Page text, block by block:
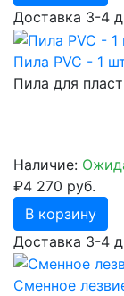
Доставка 3-4
Пила PVC - 1
Пила для
Наличие:
₽4 270 руб.
В корзину
Доставка 3-4
Сменное